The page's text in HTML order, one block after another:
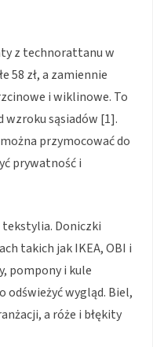
z technorattanu w
58 zł, a zamiennie
i wiklinowe. To
wzroku sąsiadów [1].
przymocować do
prywatność i
tekstylia. Doniczki
takich jak IKEA, OBI i
pompony i kule
odświeżyć wygląd. Biel,
a róże i błękity